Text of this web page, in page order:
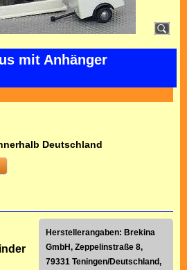
mit Anhänger
Deutschland
Herstellerangaben: Brekina
GmbH, Zeppelinstraße 8,
79331 Teningen/Deutschland,